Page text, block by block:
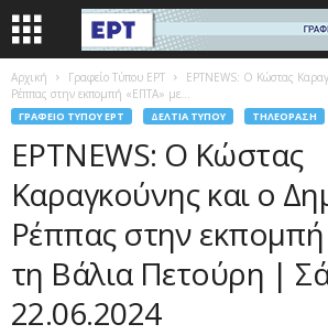
Αρχική Γραφείο Τύπου ΕΡΤ
ΕΡΤNEWS: Ο Κώστας
Ρέππας στην εκπομπή «ΕΠΤΑ» με...
ΓΡΑΦΕΊΟ ΤΎΠΟΥ ΕΡΤ ΔΕΛΤΊΑ ΤΎΠΟΥ ΤΗΛΕΌΡΑΣΗ
ΕΡΤNEWS: Ο Κώστας
Καραγκούνης και ο
Ρέππας στην
τη Βάλια Πετούρη |
22.06.2024